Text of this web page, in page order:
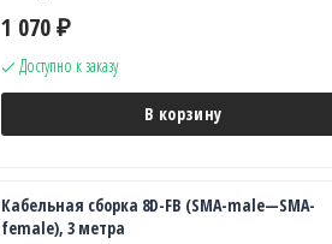
1 070 ₽
Доступно к заказу
В корзину
Кабельная сборка 8D-FB (SMA-male—SMA-
female), 3 метра